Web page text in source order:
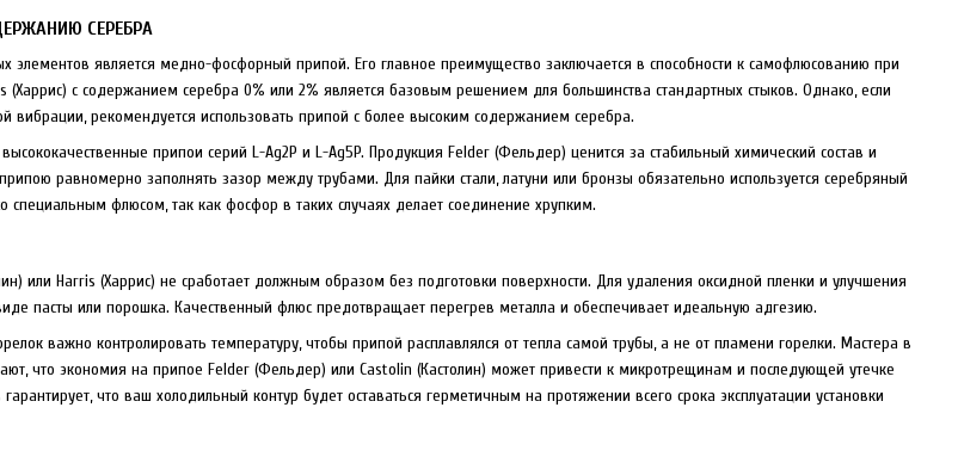
СЕРЕБРА
является медно-фосфорный припой. Его главное преимущество заключается в способности к самофлюсованию при
с содержанием серебра 0% или 2% является базовым решением для большинства стандартных стыков. Однако, если
вибрации, рекомендуется использовать припой с более высоким содержанием серебра.
припои серий L-Ag2P и L-Ag5P. Продукция Felder (Фельдер) ценится за стабильный химический состав и
равномерно заполнять зазор между трубами. Для пайки стали, латуни или бронзы обязательно используется серебряный
специальным флюсом, так как фосфор в таких случаях делает соединение хрупким.
или Harris (Харрис) не сработает должным образом без подготовки поверхности. Для удаления оксидной пленки и улучшения
пасты или порошка. Качественный флюс предотвращает перегрев металла и обеспечивает идеальную адгезию.
важно контролировать температуру, чтобы припой расплавлялся от тепла самой трубы, а не от пламени горелки. Мастера в
что экономия на припое Felder (Фельдер) или Castolin (Кастолин) может привести к микротрещинам и последующей утечке
что ваш холодильный контур будет оставаться герметичным на протяжении всего срока эксплуатации установки